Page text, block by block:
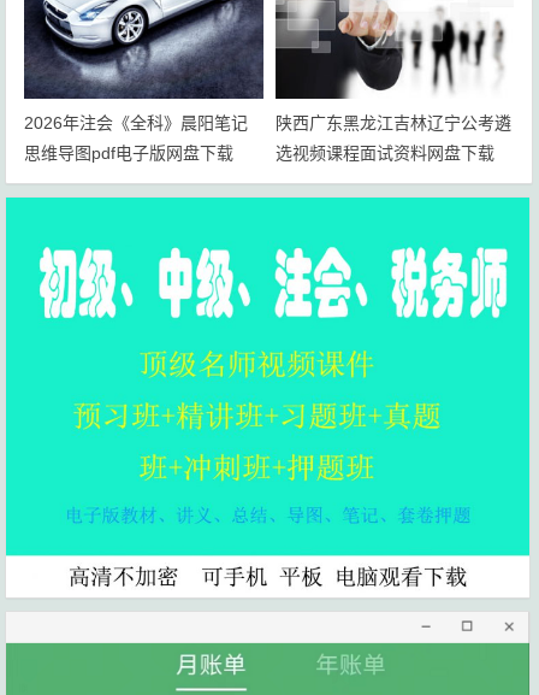
2026年注会《全科》晨阳笔记
思维导图pdf电子版网盘下载
陕西广东黑龙江吉林辽宁公考遴
选视频课程面试资料网盘下载